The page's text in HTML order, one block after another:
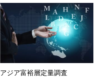
アジア富裕層定量調査